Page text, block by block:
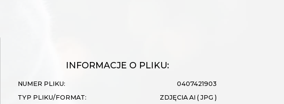
INFORMACJE O PLIKU:
NUMER PLIKU:
0407421903
TYP PLIKU/FORMAT:
ZDJĘCIA AI ( JPG )